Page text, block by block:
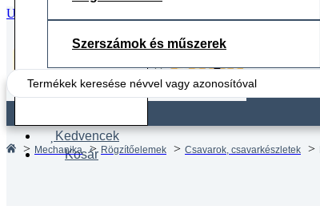
Ugrás a fő tartalomhoz
Search
...
Kedvencek
Kosár
Szerszámok és műszerek
Mechanika Rögzítőelemek Csavarok, csavarkészletek